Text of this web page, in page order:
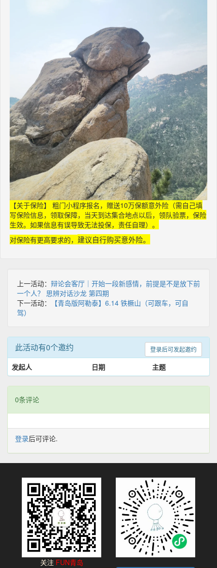
【关于保险】 粗门小程序报名，赠送10万保额意外险（需自己填
写保险信息，领取保障，当天到达集合地点以后，领队验票，保险
生效。如果信息有误导致无法投保，责任自理）。
对保险有更高要求的， 建议自行购买意外险。
上一活动： 辩论会客厅｜开始一段新感情，前提是不是放下前
一个人？ 思辨对话沙龙 第四期
下一活动：
【青岛版阿勒泰】6.14 铁橛山（可跟车，可自
驾）
登录后可发起邀约
此活动有0个邀约
发起人 日期 主题
0条评论
登录后可评论.
关注 FUN青岛